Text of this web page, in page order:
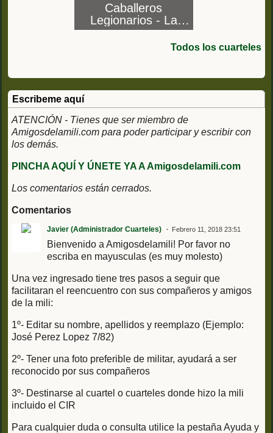
Caballeros
Legionarios - La
Legión
Todos los cuarteles
Escribeme aquí
ATENCIÓN - Tienes que ser miembro de
Amigosdelamili.com para poder participar y escribir con
los demás.
PINCHA AQUÍ Y ÚNETE YA A Amigosdelamili.com
Los comentarios están cerrados.
Comentarios
Javier (Administrador Cuarteles) Febrero 11, 2018 23:51
Bienvenido a Amigosdelamili! Por favor no
escriba en mayusculas (es muy molesto)
Una vez ingresado tiene tres pasos a seguir que
facilitaran el reencuentro con sus compañeros y amigos
de la mili:
1º- Editar su nombre, apellidos y reemplazo (Ejemplo:
José Perez Lopez 7/82)
2º- Tener una foto preferible de militar, ayudará a ser
reconocido por sus compañeros
3º- Destinarse al cuartel o cuarteles donde hizo la mili
incluido el CIR
Para cualquier duda o consulta utilice la pestaña Ayuda y